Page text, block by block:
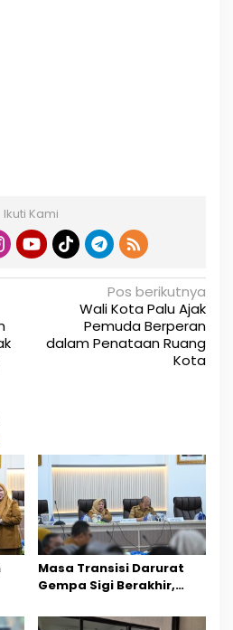
Ikuti Kami
Pos berikutnya
Wali Kota Palu Ajak
Pemuda Berperan
dalam Penataan Ruang
Kota
Masa Transisi Darurat
Gempa Sigi Berakhir,
Percepatan Pemulihan